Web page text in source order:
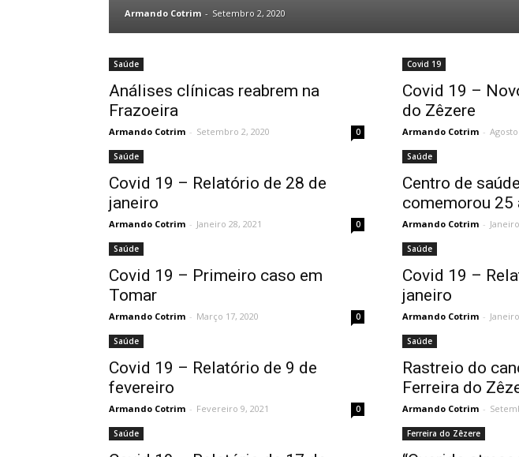
Armando Cotrim - Setembro 2, 2020
Saúde
Análises clínicas reabrem na
Frazoeira
Armando Cotrim - Setembro 2, 2020 0
Covid 19
Covid 19 –
do Zêzere
Armando Cotrim -
Saúde
Covid 19 – Relatório de 28 de
janeiro
Armando Cotrim - Janeiro 28, 2021 0
Saúde
Centro de
comemorou 25
Armando Cotrim -
Saúde
Covid 19 – Primeiro caso em
Tomar
Armando Cotrim - Março 17, 2020 0
Saúde
Covid 19 –
janeiro
Armando Cotrim -
Saúde
Covid 19 – Relatório de 9 de
fevereiro
Armando Cotrim - Fevereiro 9, 2021 0
Saúde
Rastreio do
Ferreira do
Armando Cotrim -
Saúde Ferreira do Zêzere